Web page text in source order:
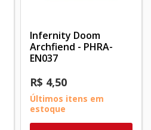
Infernity Doom
Archfiend - PHRA-
EN037
R$ 4,50
Últimos itens em
estoque